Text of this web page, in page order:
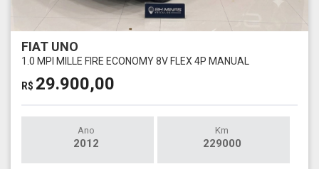
FIAT UNO
1.0 MPI MILLE FIRE ECONOMY 8V FLEX 4P MANUAL
R$ 29.900,00
Ano
2012
Km
229000